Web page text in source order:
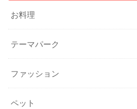
お料理
テーマパーク
ファッション
ペット